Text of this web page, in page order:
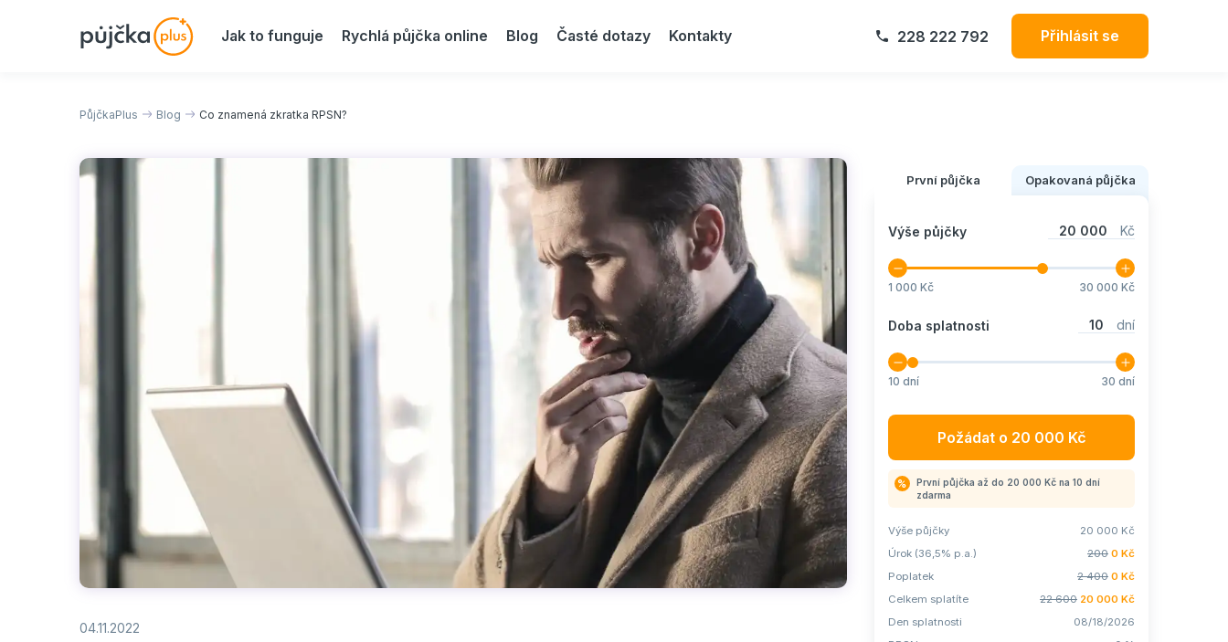
Jak to funguje Rychlá půjčka online Blog Časté dotazy Kontakty 228 222 792 Přihlásit se
PůjčkaPlus Blog Co znamená zkratka RPSN?
04.11.2022
První půjčka Opakovaná půjčka
Výše půjčky 20 000 Kč
1 000 Kč 30 000 Kč
Doba splatnosti 10 dní
10 dní 30 dní
Požádat o 20 000 Kč
První půjčka až do 20 000 Kč na 10 dní
zdarma
Výše půjčky 20 000 Kč
Úrok (36,5% p.a.)
200 0 Kč
Poplatek
2 400 0 Kč
Celkem splatíte
22 600 20 000 Kč
Den splatnosti
08/18/2026